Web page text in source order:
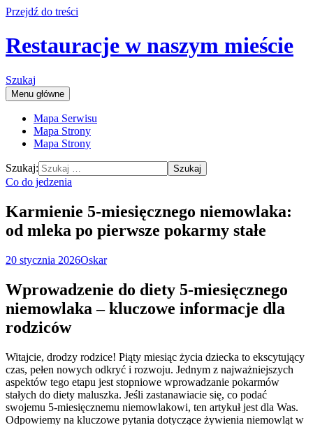
Przejdź do treści
Restauracje w naszym mieście
Szukaj
Menu główne
Mapa Serwisu
Mapa Strony
Mapa Strony
Szukaj:
Co do jedzenia
Karmienie 5-miesięcznego niemowlaka:
od mleka po pierwsze pokarmy stałe
20 stycznia 2026Oskar
Wprowadzenie do diety 5-miesięcznego
niemowlaka – kluczowe informacje dla
rodziców
Witajcie, drodzy rodzice! Piąty miesiąc życia dziecka to ekscytujący
czas, pełen nowych odkryć i rozwoju. Jednym z najważniejszych
aspektów tego etapu jest stopniowe wprowadzanie pokarmów
stałych do diety maluszka. Jeśli zastanawiacie się, co podać
swojemu 5-miesięcznemu niemowlakowi, ten artykuł jest dla Was.
Odpowiemy na kluczowe pytania dotyczące żywienia niemowląt w